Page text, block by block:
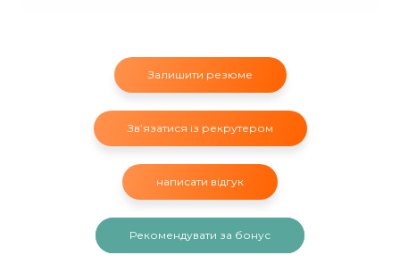
Залишити резюме
Звʼязатися із рекрутером
написати відгук
Рекомендувати за бонус